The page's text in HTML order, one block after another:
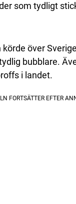
som tydligt
över
bubblare.
i landet.